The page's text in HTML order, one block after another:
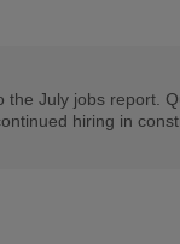
July jobs report.
hiring in